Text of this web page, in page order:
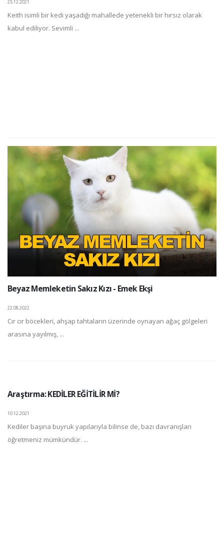
25.12.2021
Keith isimli bir kedi yaşadığı mahallede yetenekli bir hırsız olarak
kabul ediliyor. Sevimli ...
Beyaz Memleketin Sakız Kızı - Emek Ekşi
22.08.2022
Cır cır böcekleri, ahşap tahtaların üzerinde oynayan ağaç gölgeleri
arasına yayılmış, ...
Araştırma: KEDİLER EĞİTİLİR Mİ?
10.12.2021
Kediler başına buyruk yapılarıyla bilinse de, bazı davranışları
öğretmeniz mümkündür. ...